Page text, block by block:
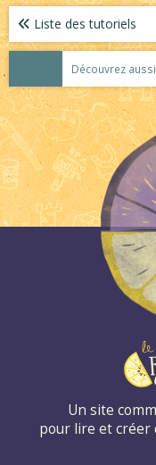
Liste des tutoriels
Découvrez
Un site
pour lire et créer